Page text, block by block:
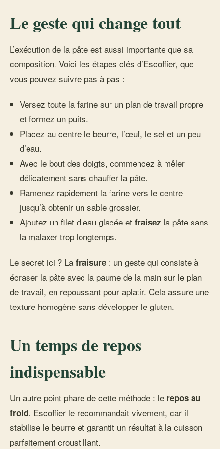
Le geste qui change tout
L’exécution de la pâte est aussi importante que sa
composition. Voici les étapes clés d’Escoffier, que
vous pouvez suivre pas à pas :
Versez toute la farine sur un plan de travail propre
et formez un puits.
Placez au centre le beurre, l’œuf, le sel et un peu
d’eau.
Avec le bout des doigts, commencez à mêler
délicatement sans chauffer la pâte.
Ramenez rapidement la farine vers le centre
jusqu’à obtenir un sable grossier.
Ajoutez un filet d’eau glacée etfraisez la pâte sans
la malaxer trop longtemps.
Le secret ici ? La fraisure : un geste qui consiste à
écraser la pâte avec la paume de la main sur le plan
de travail, en repoussant pour aplatir. Cela assure une
texture homogène sans développer le gluten.
Un temps de repos
indispensable
Un autre point phare de cette méthode : le repos au
froid. Escoffier le recommandait vivement, car il
stabilise le beurre et garantit un résultat à la cuisson
parfaitement croustillant.